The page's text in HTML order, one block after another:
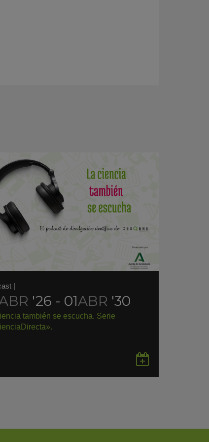
|
'26 - 01ABR '30
también se escucha. Serie
en